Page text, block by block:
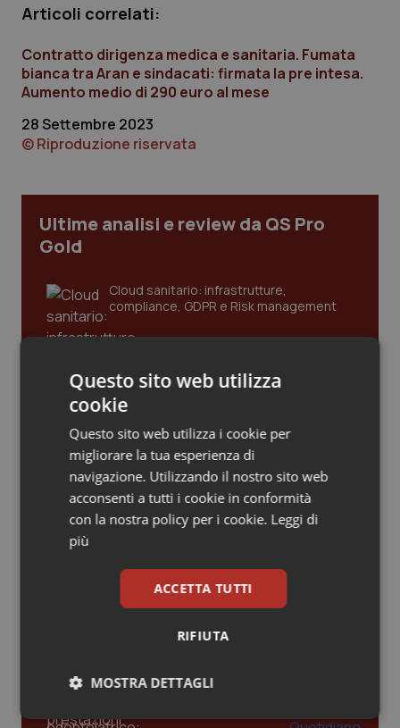
Friuli Venezia Giulia
Lazio
Lombardia
Molise
Provincia Autonoma di Bolzano
Provincia Autonoma di Trento
Puglia
Sardegna
Umbria
Dermatite Atopica
Diabete & glucometri
Dolore
Epatiti
Infezioni & Febbre
Ipertensione & Scompenso
Malattie rare
Malattia di Crohn & Rettocolite Ulcerosa
Neuroscienze & patologie neurodegenerative
Oftalmologia
Articoli correlati:
Contratto dirigenza medica e sanitaria. Fumata
bianca tra Aran e sindacati: firmata la pre intesa.
Aumento medio di 290 euro al mese
28 Settembre 2023
© Riproduzione riservata
Ultime analisi e review da QS Pro
Gold
Cloud sanitario: infrastrutture,
compliance, GDPR e Risk management
Gestione dell'Ipertensione resistente:
dalle Linee Guida alle terapie innovative
Leadership Infermieristica 2026: nuovi
modelli di responsabilità e autonomia
clinici ad alte prestazioni
AI e telemedicina nello studio
Questo sito web utilizza
cookie
Questo sito web utilizza i cookie per
migliorare la tua esperienza di
navigazione. Utilizzando il nostro sito web
acconsenti a tutti i cookie in conformità
con la nostra policy per i cookie. Leggi di
più
ACCETTA TUTTI
RIFIUTA
MOSTRA DETTAGLI
Necessari Statistici Marketing